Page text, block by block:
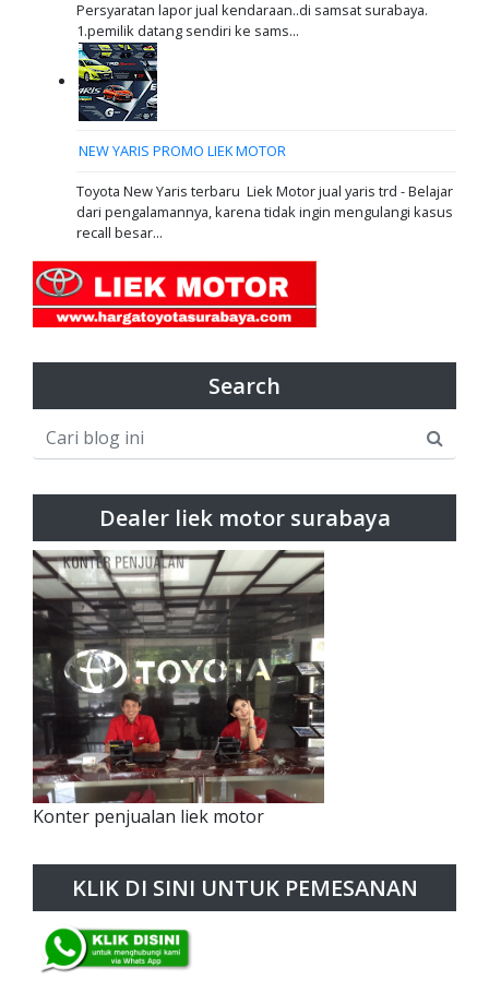
Persyaratan lapor jual kendaraan..di samsat surabaya.
1.pemilik datang sendiri ke sams...
NEW YARIS PROMO LIEK MOTOR
Toyota New Yaris terbaru Liek Motor jual yaris trd - Belajar
dari pengalamannya, karena tidak ingin mengulangi kasus
recall besar...
Search
Dealer liek motor surabaya
Konter penjualan liek motor
KLIK DI SINI UNTUK PEMESANAN